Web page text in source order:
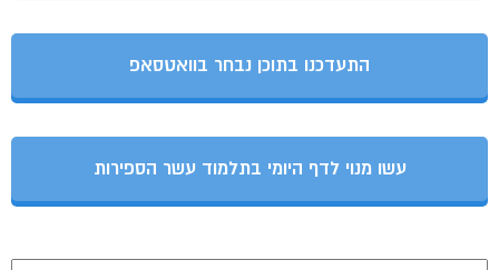
התעדכנו בתוכן נבחר בוואטסאפ
עשו מנוי לדף היומי בתלמוד עשר הספירות